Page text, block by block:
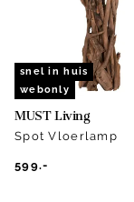
snel in huis
webonly
MUST Living
Spot Vloerlamp
599.-